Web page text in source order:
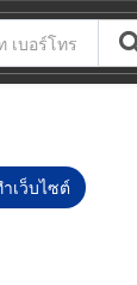
เว็บไซต์